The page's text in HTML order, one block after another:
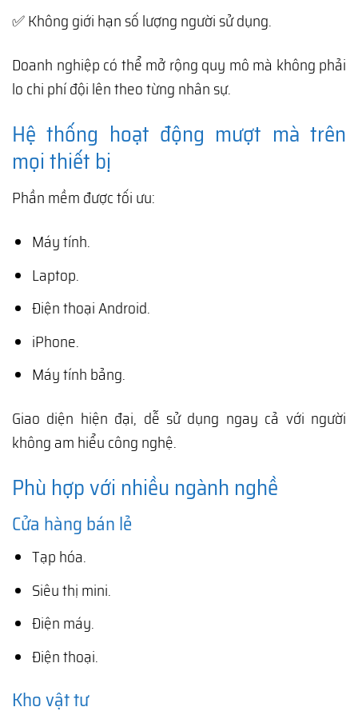
✅ Không giới hạn số lượng người sử dụng.
Doanh nghiệp có thể mở rộng quy mô mà không phải
lo chi phí đội lên theo từng nhân sự.
Hệ thống hoạt động mượt mà trên
mọi thiết bị
Phần mềm được tối ưu:
Máy tính.
Laptop.
Điện thoại Android.
iPhone.
Máy tính bảng.
Giao diện hiện đại, dễ sử dụng ngay cả với người
không am hiểu công nghệ.
Phù hợp với nhiều ngành nghề
Cửa hàng bán lẻ
Tạp hóa.
Siêu thị mini.
Điện máy.
Điện thoại.
Kho vật tư